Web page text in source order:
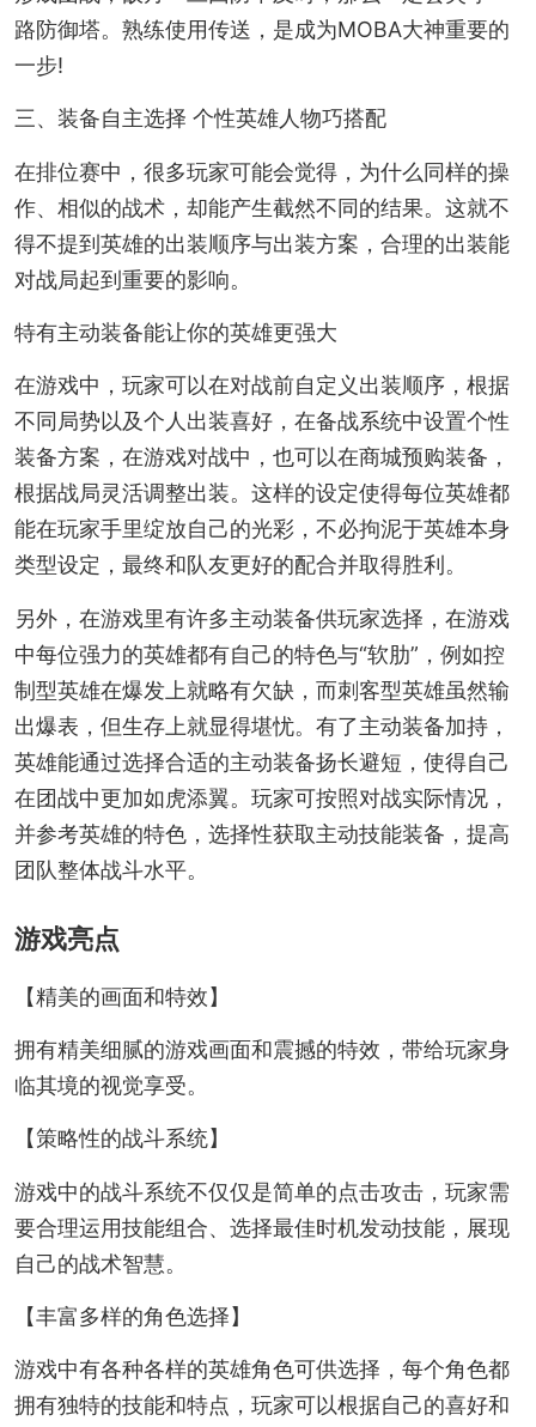
路防御塔。熟练使用传送，是成为MOBA大神重要的
一步!
三、装备自主选择 个性英雄人物巧搭配
在排位赛中，很多玩家可能会觉得，为什么同样的操
作、相似的战术，却能产生截然不同的结果。这就不
得不提到英雄的出装顺序与出装方案，合理的出装能
对战局起到重要的影响。
特有主动装备能让你的英雄更强大
在游戏中，玩家可以在对战前自定义出装顺序，根据
不同局势以及个人出装喜好，在备战系统中设置个性
装备方案，在游戏对战中，也可以在商城预购装备，
根据战局灵活调整出装。这样的设定使得每位英雄都
能在玩家手里绽放自己的光彩，不必拘泥于英雄本身
类型设定，最终和队友更好的配合并取得胜利。
另外，在游戏里有许多主动装备供玩家选择，在游戏
中每位强力的英雄都有自己的特色与“软肋”，例如控
制型英雄在爆发上就略有欠缺，而刺客型英雄虽然输
出爆表，但生存上就显得堪忧。有了主动装备加持，
英雄能通过选择合适的主动装备扬长避短，使得自己
在团战中更加如虎添翼。玩家可按照对战实际情况，
并参考英雄的特色，选择性获取主动技能装备，提高
团队整体战斗水平。
游戏亮点
【精美的画面和特效】
拥有精美细腻的游戏画面和震撼的特效，带给玩家身
临其境的视觉享受。
【策略性的战斗系统】
游戏中的战斗系统不仅仅是简单的点击攻击，玩家需
要合理运用技能组合、选择最佳时机发动技能，展现
自己的战术智慧。
【丰富多样的角色选择】
游戏中有各种各样的英雄角色可供选择，每个角色都
拥有独特的技能和特点，玩家可以根据自己的喜好和